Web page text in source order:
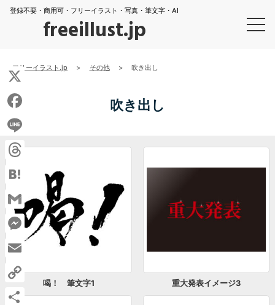
登録不要・商用可・フリーイラスト・写真・筆文字・AI
freeillust.jp
フリーイラスト.jp > その他 > 吹き出し
吹き出し
喝！ 筆文字1 重大発表イメージ3
X
Facebook
Line
Threads
Hatena
Gmail
Messenger
Email
Copy